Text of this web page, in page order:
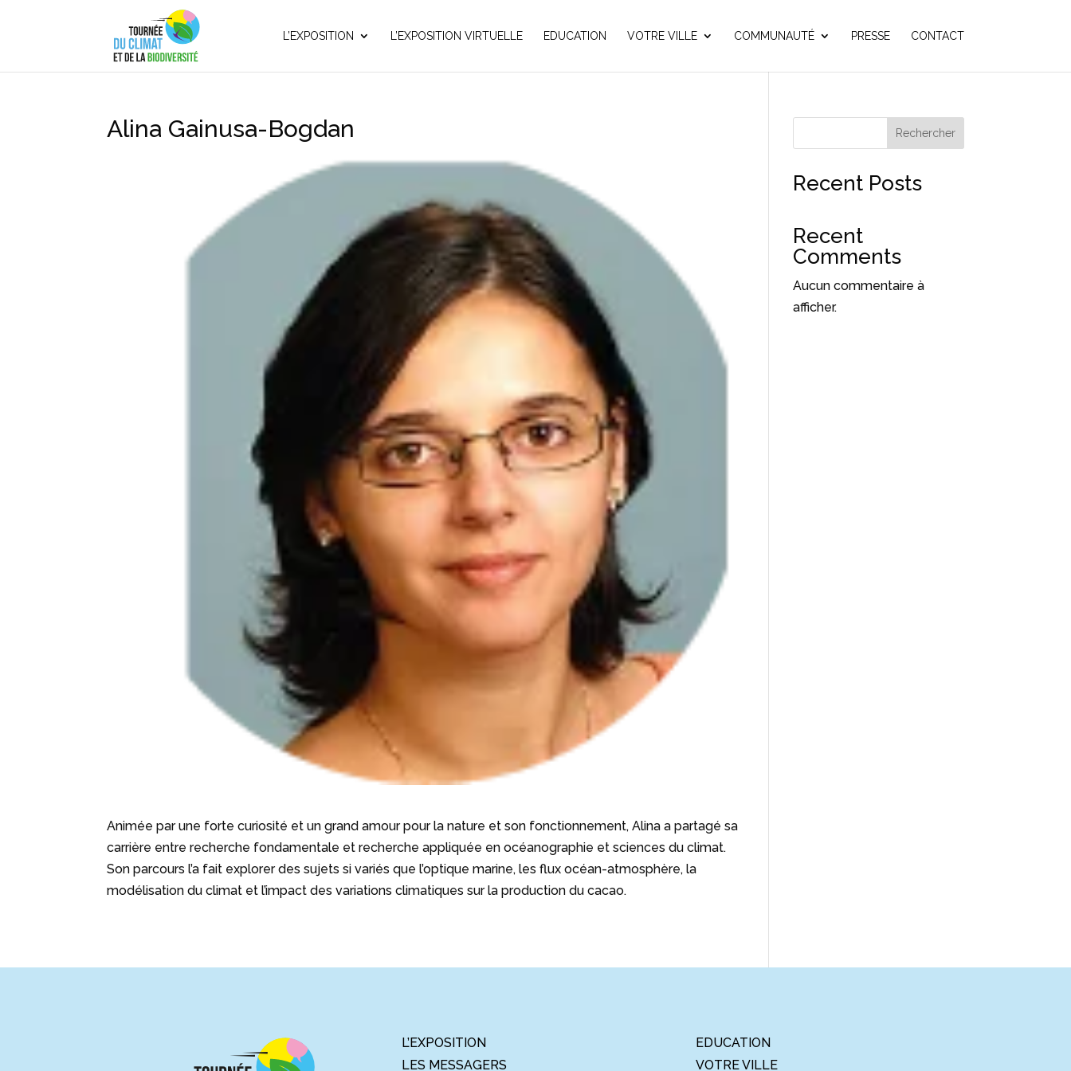
L’EXPOSITION L’EXPOSITION VIRTUELLE EDUCATION VOTRE VILLE COMMUNAUTÉ PRESSE CONTACT
Alina Gainusa-Bogdan
Animée par une forte curiosité et un grand amour pour la nature et son fonctionnement, Alina a partagé sa
carrière entre recherche fondamentale et recherche appliquée en océanographie et sciences du climat.
Son parcours l’a fait explorer des sujets si variés que l’optique marine, les flux océan-atmosphère, la
modélisation du climat et l’impact des variations climatiques sur la production du cacao.
Rechercher
Recent Posts
Recent
Comments
Aucun commentaire à
afficher.
L’EXPOSITION
LES MESSAGERS
EDUCATION
VOTRE VILLE